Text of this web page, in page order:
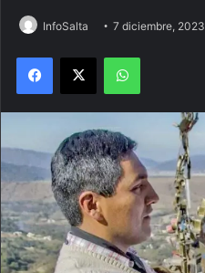
InfoSalta 7 diciembre, 2023
Facebook
X WhatsApp